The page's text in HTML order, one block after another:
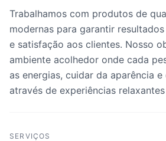
Trabalhamos com produtos de
modernas para garantir
e satisfação aos clientes. Nosso
ambiente acolhedor onde cada
as energias, cuidar da aparência
através de experiências
SERVIÇOS